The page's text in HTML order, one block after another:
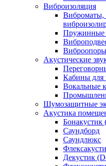
Виброизоляция
Виброматы,
Пружинные
Виброопоры
Акустические
Кабины для
Вокальные
Шумозащитные
Акустика
Бонакустик
Саундборд
Саундлюкс
Декустик